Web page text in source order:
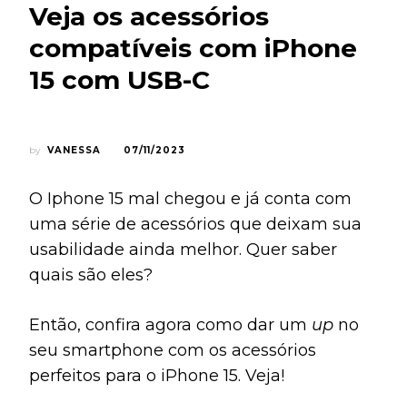
Veja os acessórios
compatíveis com iPhone
15 com USB-C
by VANESSA 07/11/2023
O Iphone 15 mal chegou e já conta com
uma série de acessórios que deixam sua
usabilidade ainda melhor. Quer saber
quais são eles?
Então, confira agora como dar um up no
seu smartphone com os acessórios
perfeitos para o iPhone 15. Veja!